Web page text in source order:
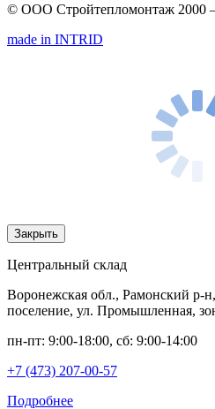
© ООО Стройтепломонтаж 2000
made in INTRID
Закрыть
Центральный склад
Воронежская обл., Рамонский р-
поселение, ул. Промышленная,
пн-пт: 9:00-18:00, сб: 9:00-14:00
+7 (473) 207-00-57
Подробнее